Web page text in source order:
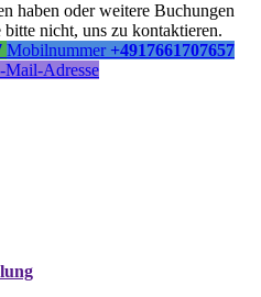
haben oder weitere Buchungen
nicht, uns zu kontaktieren.
Mobilnummer +4917661707657
Mail-Adresse